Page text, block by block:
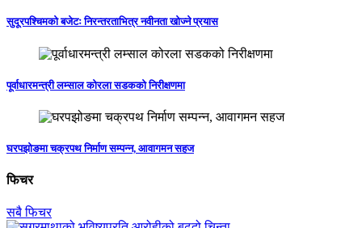
सुदूरपश्चिमको बजेटः निरन्तरताभित्र नवीनता खोज्ने प्रयास
पूर्वाधारमन्त्री लम्साल कोरला सडकको निरीक्षणमा
घरपझोङमा चक्रपथ निर्माण सम्पन्न, आवागमन सहज
फिचर
सबै फिचर